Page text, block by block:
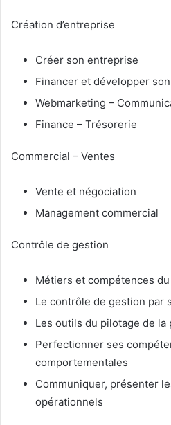
Création d’entreprise
Créer son entreprise
Financer et développer
Webmarketing –
Finance – Trésorerie
Commercial – Ventes
Vente et négociation
Management commercial
Contrôle de gestion
Métiers et compétences
Le contrôle de gestion par
Les outils du pilotage de la
Perfectionner ses
comportementales
Communiquer, présenter
opérationnels